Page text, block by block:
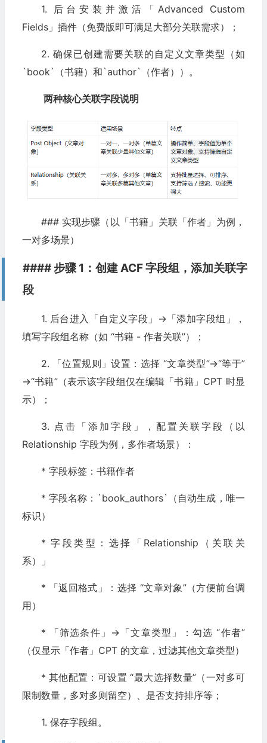
&#x20 // 循环输出关联案例
&# x20 ; echo '\<h3>相关行业案例\</h3>'
&#x20; echo '\<ul>';
&#x20; while (\$related\_cases->have\_posts()) {
\$related\_cases->the\_post();
&#x20; echo '\<li>\<a href="' . get\_permalink() .
&#x20
&#x20; wp\_reset\_postdata (); // 重置查询，避免影响后续
}
1. 后台安装并激活「Advanced Custom
Fields」插件（免费版即可满足大部分关联需求）；
2. 确保已创建需要关联的自定义文章类型（如
`book`（书籍）和`author`（作者））。
两种核心关联字段说明
### 实现步骤（以「书籍」关联「作者」为例，
一对多场景）
#### 步骤 1：创建 ACF 字段组，添加关联字
段
1. 后台进入「自定义字段」→「添加字段组」，
填写字段组名称（如 “书籍 - 作者关联”）；
2. 「位置规则」设置：选择 “文章类型”→“等于”
→“书籍”（表示该字段组仅在编辑「书籍」CPT 时显
示）；
3. 点击「添加字段」，配置关联字段（以
Relationship 字段为例，多作者场景）：
* 字段标签：书籍作者
* 字段名称：`book_authors`（自动生成，唯一
标识）
* 字段类型：选择「Relationship（关联关
系）」
* 「返回格式」：选择 “文章对象”（方便前台调
用）
* 「筛选条件」→「文章类型」：勾选 “作者”
（仅显示「作者」CPT 的文章，过滤其他文章类型）
* 其他配置：可设置 “最大选择数量”（一对多可
限制数量，多对多则留空）、是否支持排序等；
1. 保存字段组。